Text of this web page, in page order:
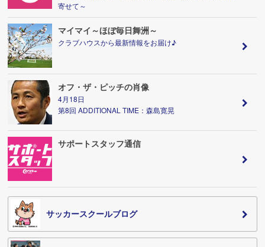
寄せて～
マイマイ～ほぼ毎日舞洲～
クラブハウスから最新情報をお届け♪
オフ・ザ・ピッチの肖像
4月18日
第8回 ADDITIONAL TIME：森島寛晃
サポートスタッフ通信
サッカースクールブログ